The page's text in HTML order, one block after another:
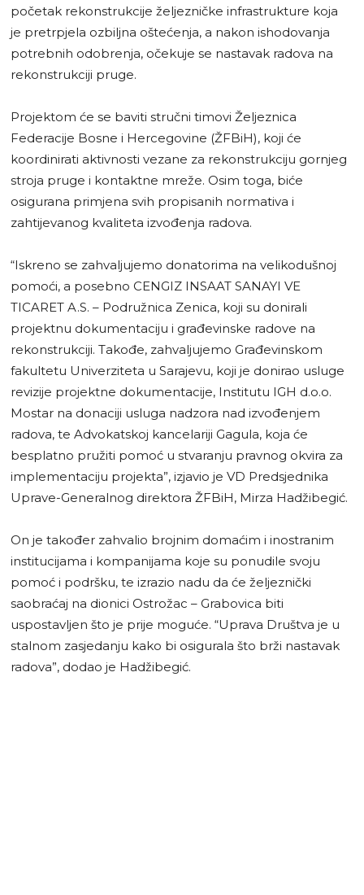
početak rekonstrukcije željezničke infrastrukture koja
je pretrpjela ozbiljna oštećenja, a nakon ishodovanja
potrebnih odobrenja, očekuje se nastavak radova na
rekonstrukciji pruge.
Projektom će se baviti stručni timovi Željeznica
Federacije Bosne i Hercegovine (ŽFBiH), koji će
koordinirati aktivnosti vezane za rekonstrukciju gornjeg
stroja pruge i kontaktne mreže. Osim toga, biće
osigurana primjena svih propisanih normativa i
zahtijevanog kvaliteta izvođenja radova.
“Iskreno se zahvaljujemo donatorima na velikodušnoj
pomoći, a posebno CENGIZ INSAAT SANAYI VE
TICARET A.S. – Podružnica Zenica, koji su donirali
projektnu dokumentaciju i građevinske radove na
rekonstrukciji. Takođe, zahvaljujemo Građevinskom
fakultetu Univerziteta u Sarajevu, koji je donirao usluge
revizije projektne dokumentacije, Institutu IGH d.o.o.
Mostar na donaciji usluga nadzora nad izvođenjem
radova, te Advokatskoj kancelariji Gagula, koja će
besplatno pružiti pomoć u stvaranju pravnog okvira za
implementaciju projekta”, izjavio je VD Predsjednika
Uprave-Generalnog direktora ŽFBiH, Mirza Hadžibegić.
On je također zahvalio brojnim domaćim i inostranim
institucijama i kompanijama koje su ponudile svoju
pomoć i podršku, te izrazio nadu da će željeznički
saobraćaj na dionici Ostrožac – Grabovica biti
uspostavljen što je prije moguće. “Uprava Društva je u
stalnom zasjedanju kako bi osigurala što brži nastavak
radova”, dodao je Hadžibegić.